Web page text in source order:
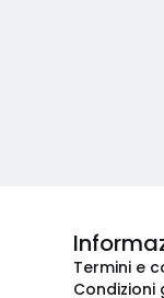
Termini e
Condizioni